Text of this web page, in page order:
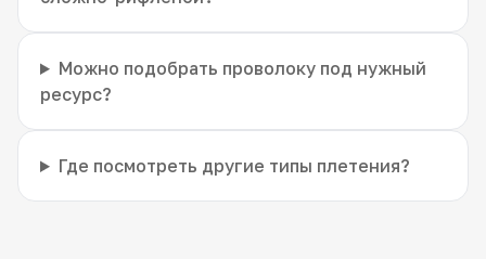
Можно подобрать проволоку под нужный
ресурс?
Где посмотреть другие типы плетения?